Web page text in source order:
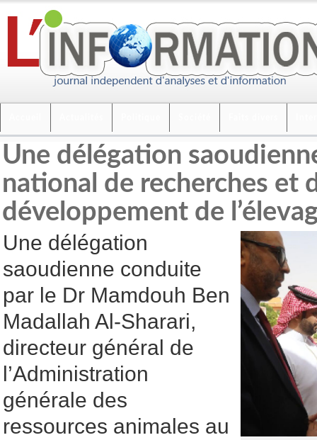
Une délégation
national de recherches et
développement de
Une délégation
saoudienne conduite
par le Dr Mamdouh Ben
Madallah Al-Sharari,
directeur général de
l’Administration
générale des
ressources animales au